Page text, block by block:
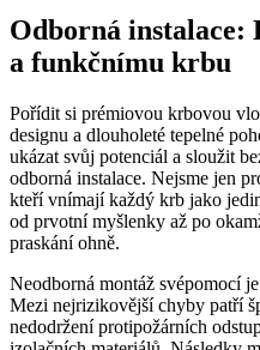
Odborná instalace:
a funkčnímu krbu
Pořídit si prémiovou krbovou
designu a dlouholeté tepelné
ukázat svůj potenciál a sloužit
odborná instalace. Nejsme jen
kteří vnímají každý krb jako
od prvotní myšlenky až po
praskání ohně.
Neodborná montáž svépomocí
Mezi nejrizikovější chyby patří
nedodržení protipožárních